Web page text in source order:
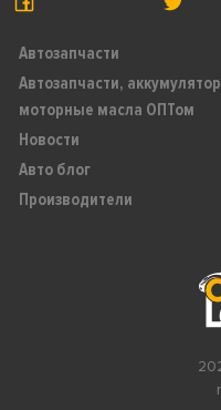
Автозапчасти
Автозапчасти,
моторные масла ОПТом
Новости
Авто блог
Производители